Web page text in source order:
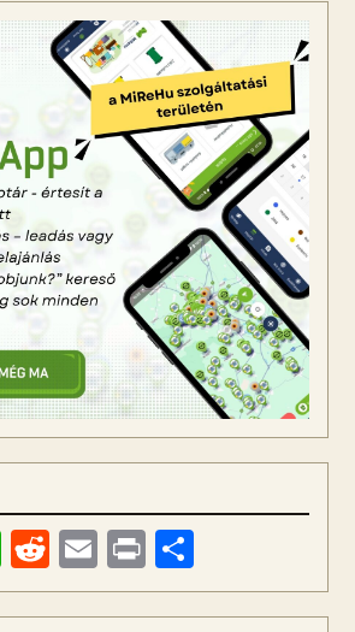
WhatsApp
Reddit
Email
Print
meg